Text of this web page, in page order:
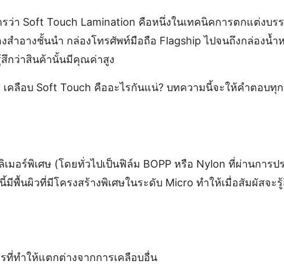
รว่า Soft Touch Lamination คือหนึ่งในเทคนิคการตกแต่ง
สำอางชั้นนำ กล่องโทรศัพท์มือถือ Flagship ไปจนถึงกล่องน้
สึกว่าสินค้านั้นมีคุณค่าสูง
คลือบ Soft Touch คืออะไรกันแน่? บทความนี้จะให้คำตอบ
มอร์พิเศษ (โดยทั่วไปเป็นฟิล์ม BOPP หรือ Nylon ที่ผ่านการ
พื้นผิวที่มีโครงสร้างพิเศษในระดับ Micro ทำให้เมื่อสัมผัสจะ
ทำให้แตกต่างจากการเคลือบอื่น